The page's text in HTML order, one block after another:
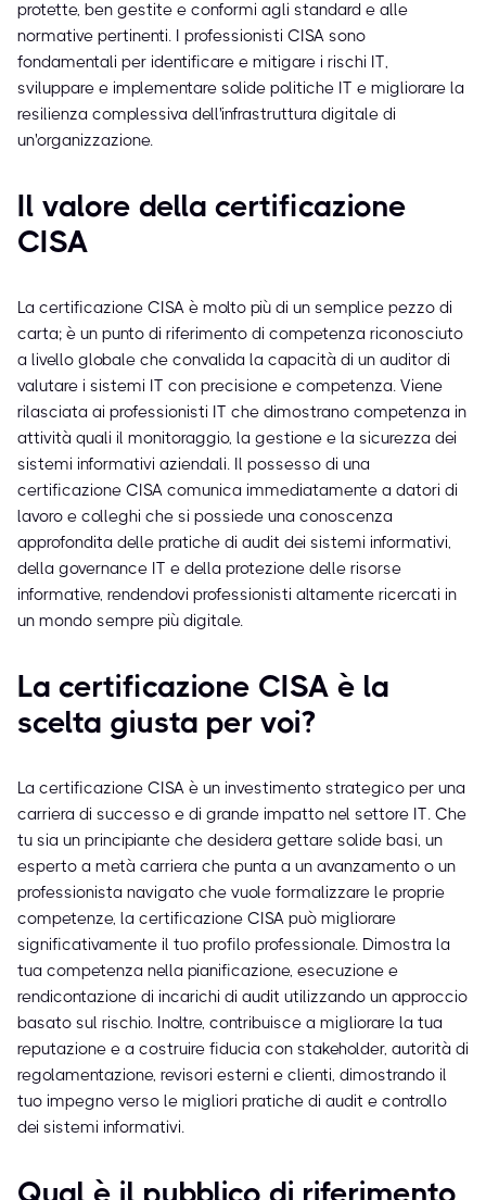
protette, ben gestite e conformi agli standard e alle
normative pertinenti. I professionisti CISA sono
fondamentali per identificare e mitigare i rischi IT,
sviluppare e implementare solide politiche IT e migliorare la
resilienza complessiva dell'infrastruttura digitale di
un'organizzazione.
Il valore della certificazione
CISA
La certificazione CISA è molto più di un semplice pezzo di
carta; è un punto di riferimento di competenza riconosciuto
a livello globale che convalida la capacità di un auditor di
valutare i sistemi IT con precisione e competenza. Viene
rilasciata ai professionisti IT che dimostrano competenza in
attività quali il monitoraggio, la gestione e la sicurezza dei
sistemi informativi aziendali. Il possesso di una
certificazione CISA comunica immediatamente a datori di
lavoro e colleghi che si possiede una conoscenza
approfondita delle pratiche di audit dei sistemi informativi,
della governance IT e della protezione delle risorse
informative, rendendovi professionisti altamente ricercati in
un mondo sempre più digitale.
La certificazione CISA è la
scelta giusta per voi?
La certificazione CISA è un investimento strategico per una
carriera di successo e di grande impatto nel settore IT. Che
tu sia un principiante che desidera gettare solide basi, un
esperto a metà carriera che punta a un avanzamento o un
professionista navigato che vuole formalizzare le proprie
competenze, la certificazione CISA può migliorare
significativamente il tuo profilo professionale. Dimostra la
tua competenza nella pianificazione, esecuzione e
rendicontazione di incarichi di audit utilizzando un approccio
basato sul rischio. Inoltre, contribuisce a migliorare la tua
reputazione e a costruire fiducia con stakeholder, autorità di
regolamentazione, revisori esterni e clienti, dimostrando il
tuo impegno verso le migliori pratiche di audit e controllo
dei sistemi informativi.